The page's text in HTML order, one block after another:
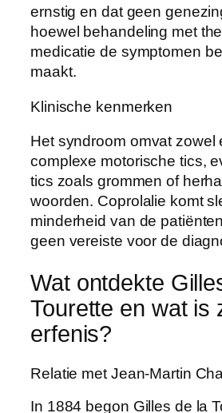
ernstig en dat geen
hoewel behandeling met
medicatie de symptomen
maakt.
Klinische kenmerken
Het syndroom omvat zowel
complexe motorische tics,
tics zoals grommen of
woorden. Coprolalie komt
minderheid van de
geen vereiste voor de
Wat ontdekte
Tourette en wat is
erfenis?
Relatie met Jean-Martin
In 1884 begon Gilles de la